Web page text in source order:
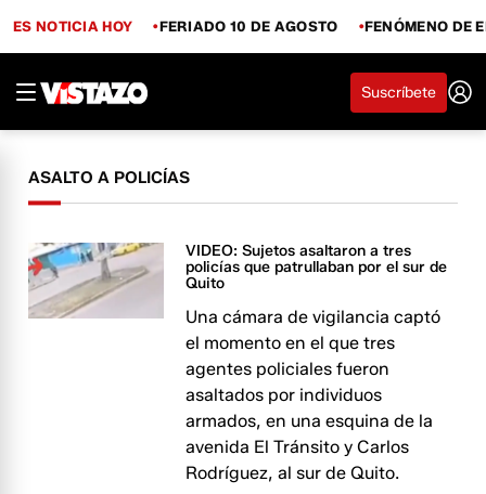
ES NOTICIA HOY FERIADO 10 DE AGOSTO FENÓMENO DE
Suscríbete
ASALTO A POLICÍAS
VIDEO: Sujetos asaltaron a tres
policías que patrullaban por el sur de
Quito
Una cámara de vigilancia captó
el momento en el que tres
agentes policiales fueron
asaltados por individuos
armados, en una esquina de la
avenida El Tránsito y Carlos
Rodríguez, al sur de Quito.